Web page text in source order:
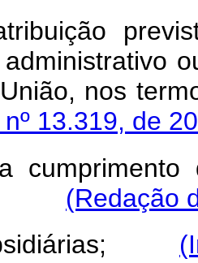
União, nos
13.319, de
(Redação